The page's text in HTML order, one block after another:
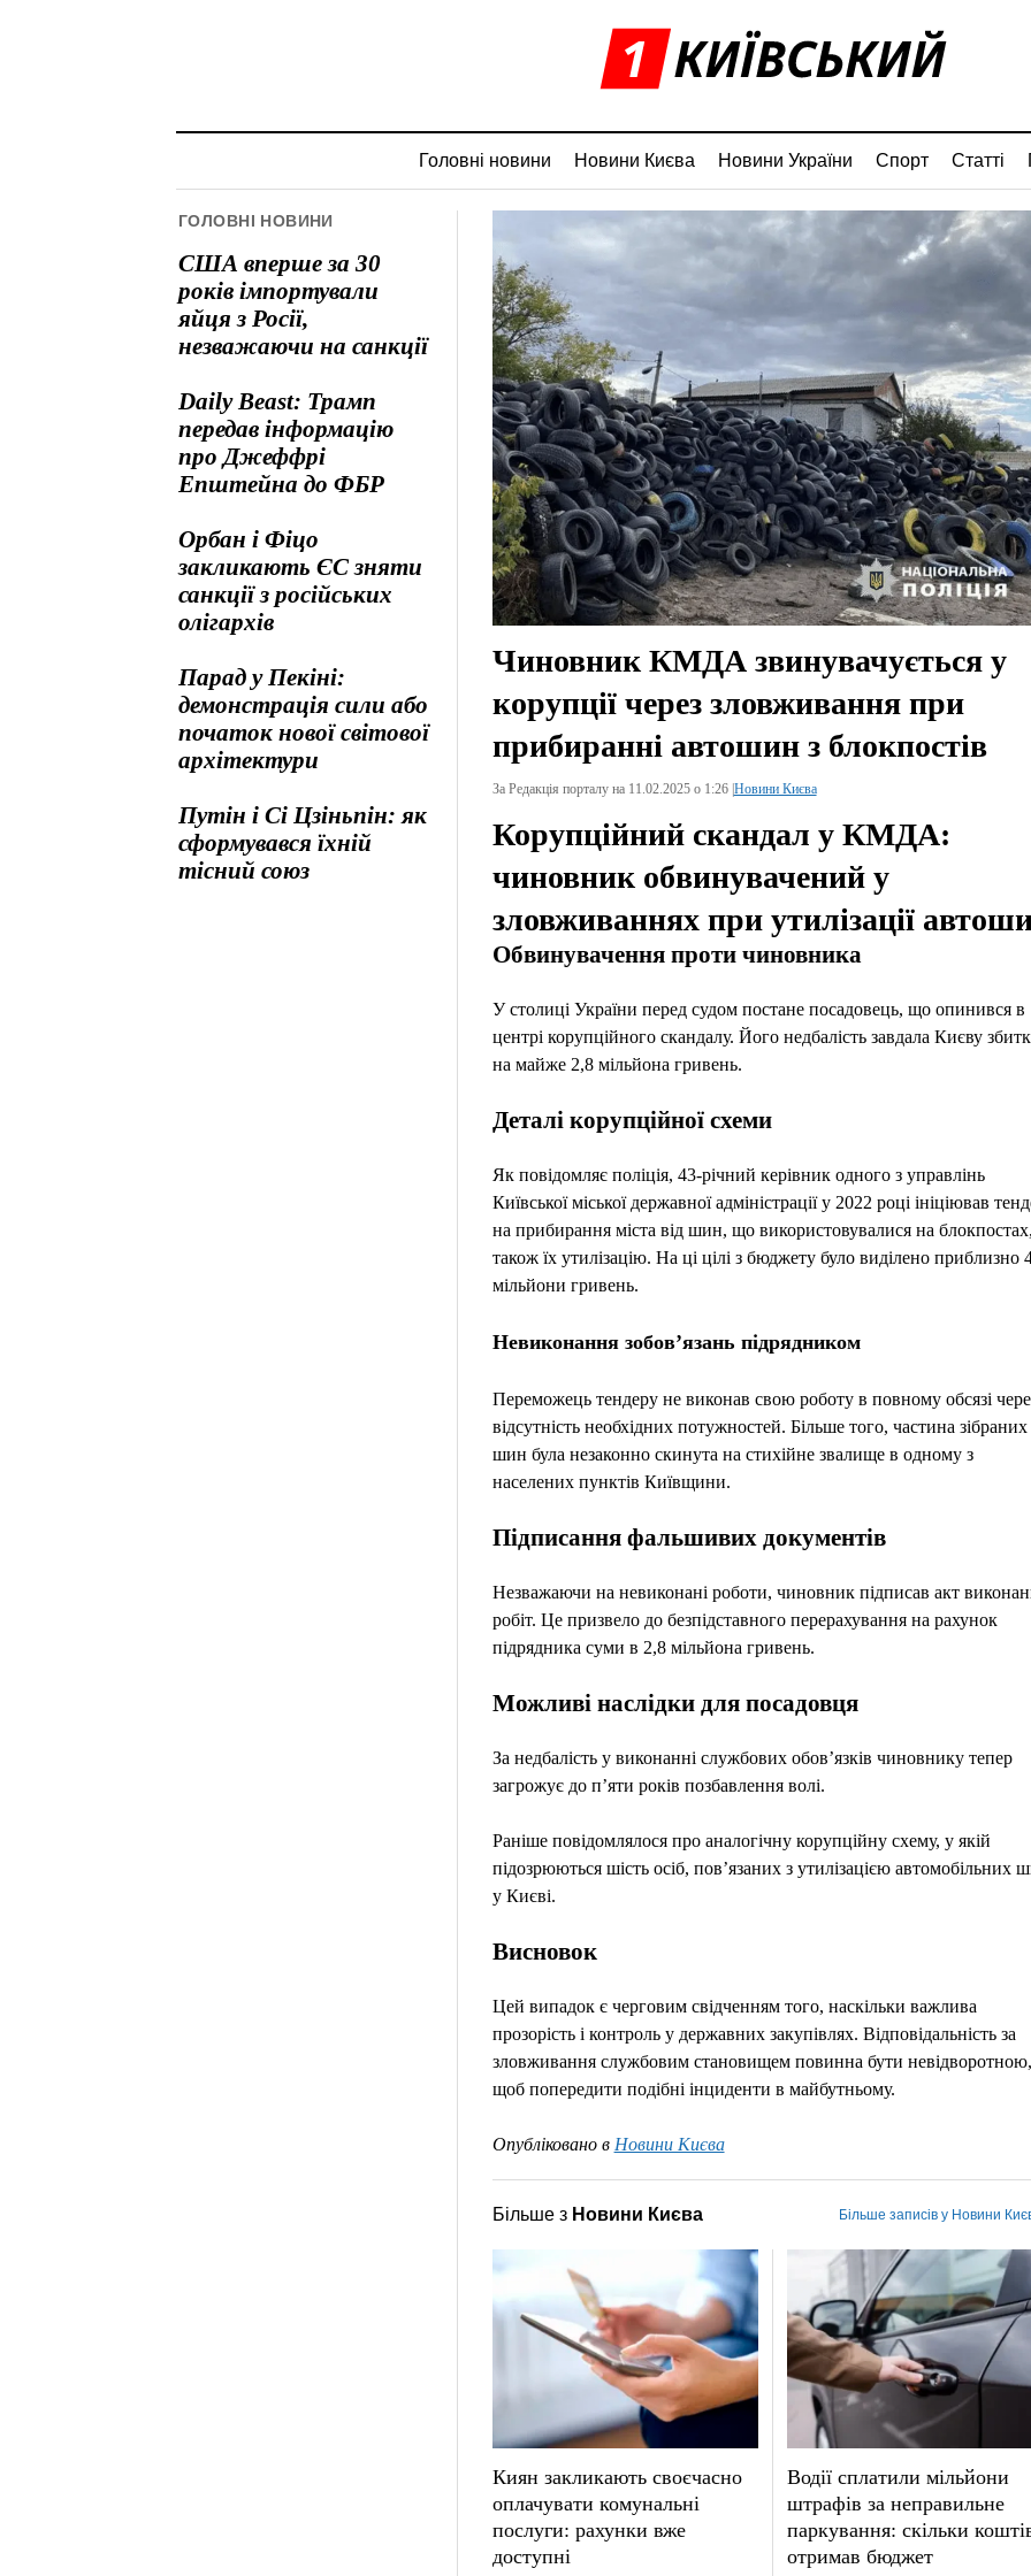
Головні новини Новини Києва Новини України Спорт Статті
ГОЛОВНІ НОВИНИ
США вперше за 30
років імпортували
яйця з Росії,
незважаючи на санкції
Daily Beast: Трамп
передав інформацію
про Джеффрі
Епштейна до ФБР
Орбан і Фіцо
закликають ЄС зняти
санкції з російських
олігархів
Парад у Пекіні:
демонстрація сили або
початок нової світової
архітектури
Путін і Сі Цзіньпін: як
сформувався їхній
тісний союз
Чиновник КМДА звинувачується у
корупції через зловживання при
прибиранні автошин з блокпостів
За Редакція порталу на 11.02.2025 о 1:26 | Новини Києва
Корупційний скандал у КМДА:
чиновник обвинувачений у
зловживаннях при утилізації
Обвинувачення проти чиновника
У столиці України перед судом постане посадовець, що опинився в
центрі корупційного скандалу. Його недбалість завдала Києву
на майже 2,8 мільйона гривень.
Деталі корупційної схеми
Як повідомляє поліція, 43-річний керівник одного з управлінь
Київської міської державної адміністрації у 2022 році ініціював
на прибирання міста від шин, що використовувалися на
також їх утилізацію. На ці цілі з бюджету було виділено приблизно
мільйони гривень.
Невиконання зобов’язань підрядником
Переможець тендеру не виконав свою роботу в повному обсязі
відсутність необхідних потужностей. Більше того, частина зібраних
шин була незаконно скинута на стихійне звалище в одному з
населених пунктів Київщини.
Підписання фальшивих документів
Незважаючи на невиконані роботи, чиновник підписав акт
робіт. Це призвело до безпідставного перерахування на рахунок
підрядника суми в 2,8 мільйона гривень.
Можливі наслідки для посадовця
За недбалість у виконанні службових обов’язків чиновнику тепер
загрожує до п’яти років позбавлення волі.
Раніше повідомлялося про аналогічну корупційну схему, у якій
підозрюються шість осіб, пов’язаних з утилізацією автомобільних
у Києві.
Висновок
Цей випадок є черговим свідченням того, наскільки важлива
прозорість і контроль у державних закупівлях. Відповідальність за
зловживання службовим становищем повинна бути невідворотною,
щоб попередити подібні інциденти в майбутньому.
Опубліковано в Новини Києва
Більше з Новини Києва Більше записів у Новини
Киян закликають своєчасно
оплачувати комунальні
послуги: рахунки вже
доступні
Водії сплатили мільйони
штрафів за неправильне
паркування: скільки
отримав бюджет